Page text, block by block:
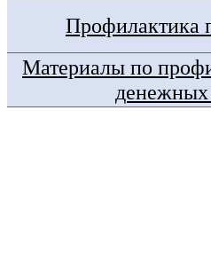
Профилактика
Материалы по
денежных